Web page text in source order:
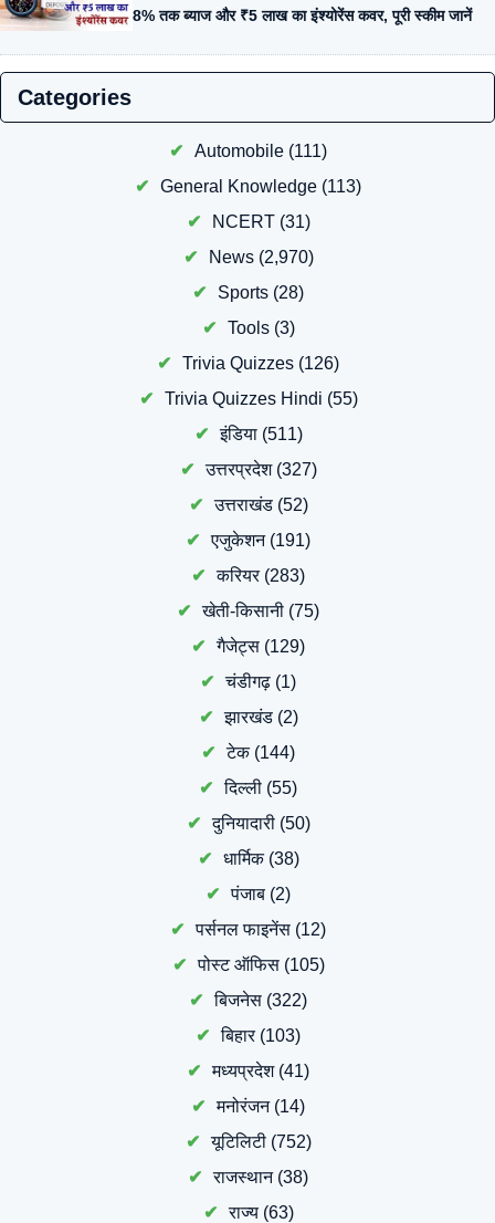
8% तक ब्याज और ₹5 लाख का इंश्योरेंस कवर, पूरी स्कीम जानें
Categories
Automobile (111)
General Knowledge (113)
NCERT(31)
News(2,970)
Sports (28)
Tools(3)
Trivia Quizzes (126)
Trivia Quizzes Hindi (55)
इंडिया(511)
उत्तरप्रदेश(327)
उत्तराखंड(52)
एजुकेशन(191)
करियर(283)
खेती-किसानी (75)
गैजेट्स (129)
चंडीगढ़ (1)
झारखंड(2)
टेक(144)
दिल्ली (55)
दुनियादारी(50)
धार्मिक(38)
पंजाब (2)
पर्सनल फाइनेंस (12)
पोस्ट ऑफिस(105)
बिजनेस (322)
बिहार(103)
मध्यप्रदेश(41)
मनोरंजन(14)
यूटिलिटी(752)
राजस्थान(38)
राज्य(63)